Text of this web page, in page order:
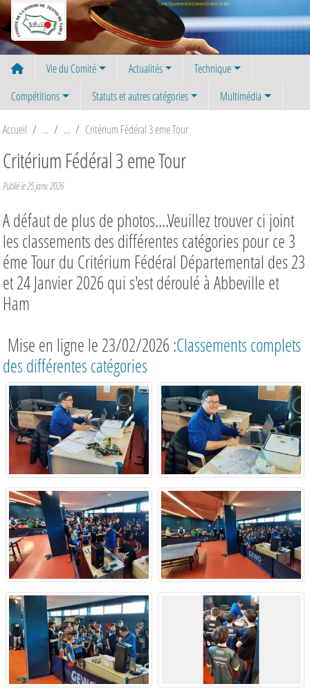
Comité Départemental de la Somme de Tennis de Table
Vie du Comité Actualités
Technique
Compétitions
Statuts et autres catégories Multimédia
Accueil Critérium Fédéral 3 eme Tour
Critérium Fédéral 3 eme Tour
Publié le25 janv. 2026
A défaut de plus de photos....Veuillez trouver ci joint
les classements des différentes catégories pour ce 3
éme Tour du Critérium Fédéral Départemental des 23
et 24 Janvier 2026 qui s'est déroulé à Abbeville et
Ham
Mise en ligne le 23/02/2026 :Classements complets
des différentes catégories
Panneau de gestion des cookies